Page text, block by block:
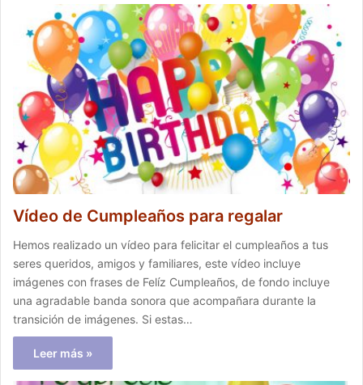
Vídeo de Cumpleaños para regalar
Hemos realizado un vídeo para felicitar el cumpleaños a tus
seres queridos, amigos y familiares, este vídeo incluye
imágenes con frases de Felíz Cumpleaños, de fondo incluye
una agradable banda sonora que acompañara durante la
transición de imágenes. Si estas…
Leer más »